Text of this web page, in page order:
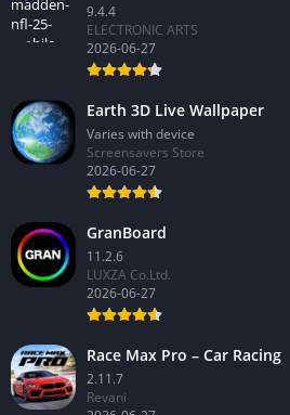
9.4.4
ELECTRONIC ARTS
2026-06-27
Earth 3D Live Wallpaper
Varies with device
Screensavers Store
2026-06-27
GranBoard
11.2.6
LUXZA Co.Ltd.
2026-06-27
Race Max Pro – Car Racing
2.11.7
Revani